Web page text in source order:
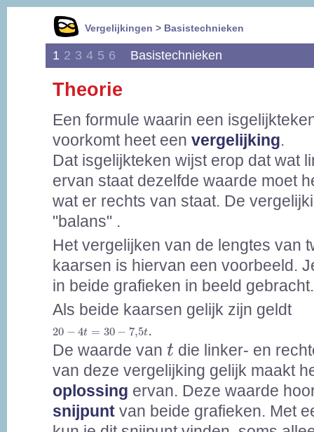
Vergelijkingen > Basistechnieken
1 2 3 4 5 6 Basistechnieken
Theorie
Een formule waarin een
voorkomt heet een vergelijking.
Dat isgelijkteken wijst erop dat wat
ervan staat dezelfde waarde moet
wat er rechts van staat. De
"balans" .
Het vergelijken van de lengtes van
kaarsen is hiervan een voorbeeld.
in beide grafieken in beeld gebracht.
Als beide kaarsen gelijk zijn geldt
20 − 4t = 30 − 7,5t
20 =30 7,5
.
De waarde van t
t die linker- en
van deze vergelijking gelijk maakt
oplossing ervan. Deze waarde
snijpunt van beide grafieken. Met